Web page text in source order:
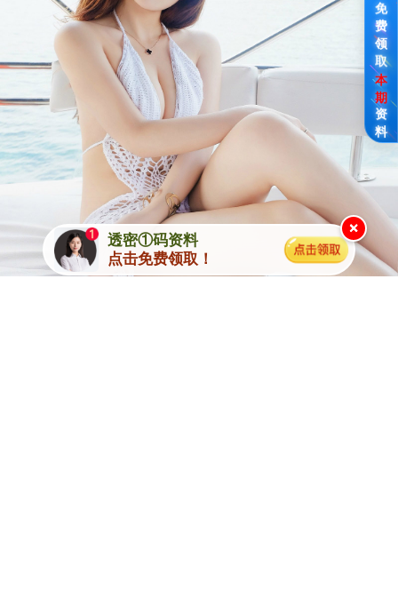
免
费
领
取
本
期
资
料
透密①码资料
点击免费领取！
×